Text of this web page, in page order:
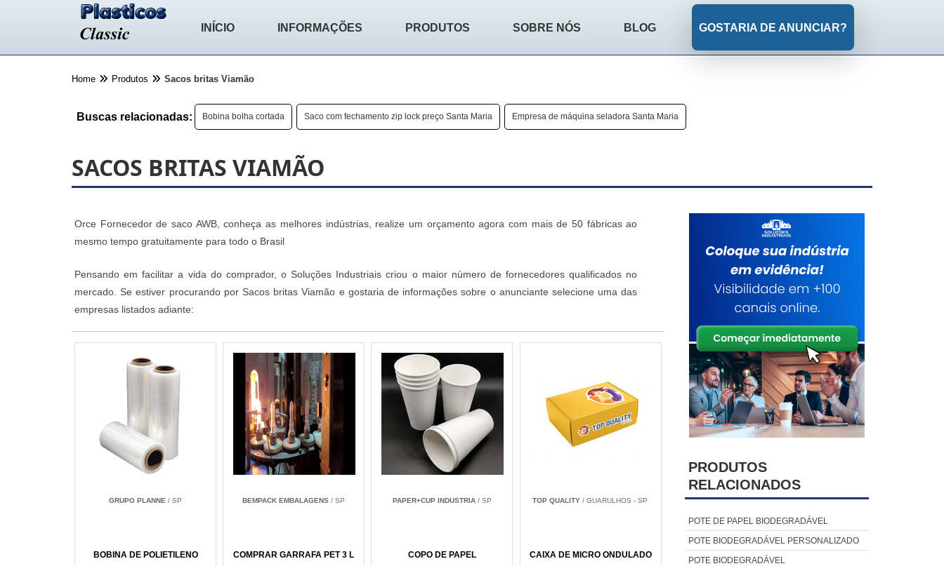
INÍCIO INFORMAÇÕES PRODUTOS SOBRE NÓS BLOG GOSTARIA DE ANUNCIAR?
Home Produtos Sacos britas Viamão
Buscas relacionadas: Bobina bolha cortada Saco com fechamento zip lock preço Santa Maria Empresa de máquina seladora Santa Maria
SACOS BRITAS VIAMÃO
Orce Fornecedor de saco AWB, conheça as melhores indústrias, realize um orçamento agora com mais de 50 fábricas ao
mesmo tempo gratuitamente para todo o Brasil
Pensando em facilitar a vida do comprador, o Soluções Industriais criou o maior número de fornecedores qualificados no
mercado. Se estiver procurando por Sacos britas Viamão e gostaria de informações sobre o anunciante selecione uma das
empresas listados adiante:
GRUPO PLANNE/ SP
BOBINA DE POLIETILENO
BEMPACK EMBALAGENS/ SP
COMPRAR GARRAFA PET 3 L
PAPER+CUP INDUSTRIA/ SP
COPO DE PAPEL
TOP QUALITY / GUARULHOS - SP
CAIXA DE MICRO ONDULADO
PRODUTOS
RELACIONADOS
POTE DE PAPEL BIODEGRADÁVEL
POTE BIODEGRADÁVEL PERSONALIZADO
POTE BIODEGRADÁVEL